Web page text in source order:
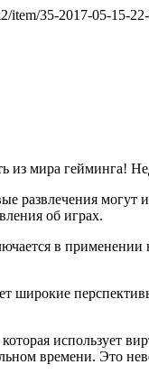
item/35-2017-05-15-
из мира гейминга!
развлечения могут
об играх.
в
широкие
использует
времени. Это